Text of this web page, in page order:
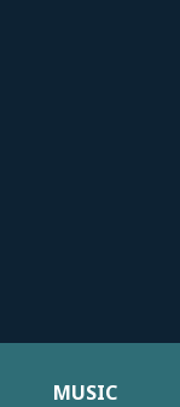
MUSIC